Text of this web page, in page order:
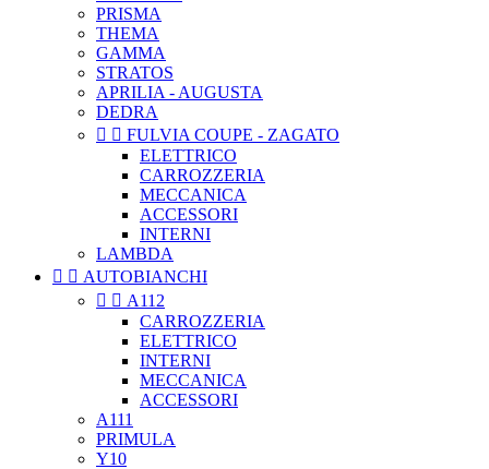
PRISMA
THEMA
GAMMA
STRATOS
APRILIA - AUGUSTA
DEDRA
  FULVIA COUPE - ZAGATO
ELETTRICO
CARROZZERIA
MECCANICA
ACCESSORI
INTERNI
LAMBDA
  AUTOBIANCHI
  A112
CARROZZERIA
ELETTRICO
INTERNI
MECCANICA
ACCESSORI
A111
PRIMULA
Y10